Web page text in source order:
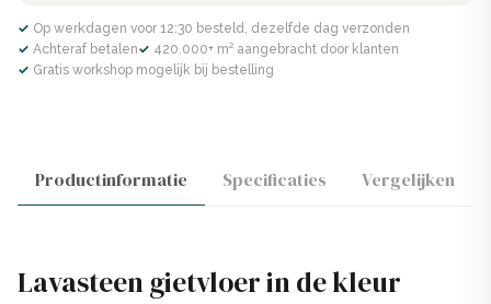
Productinformatie Specificaties Vergelijken
Lavasteen gietvloer in de kleur
✓ Op werkdagen voor 12:30 besteld, dezelfde dag verzonden
✓ Achteraf betalen
✓ 420.000+ m² aangebracht door klanten
✓ Gratis workshop mogelijk bij bestelling